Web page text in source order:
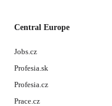
Central Europe
Jobs.cz
Profesia.sk
Profesia.cz
Prace.cz